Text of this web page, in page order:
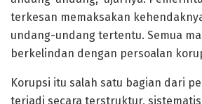
terkesan memaksakan
undang-undang tertentu. Semua
berkelindan dengan persoalan
Korupsi itu salah satu bagian dari
terjadi secara terstruktur,